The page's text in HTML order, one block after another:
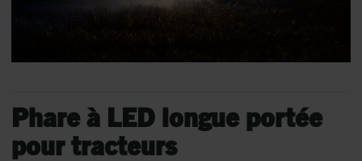
Phare à LED longue portée
pour tracteurs